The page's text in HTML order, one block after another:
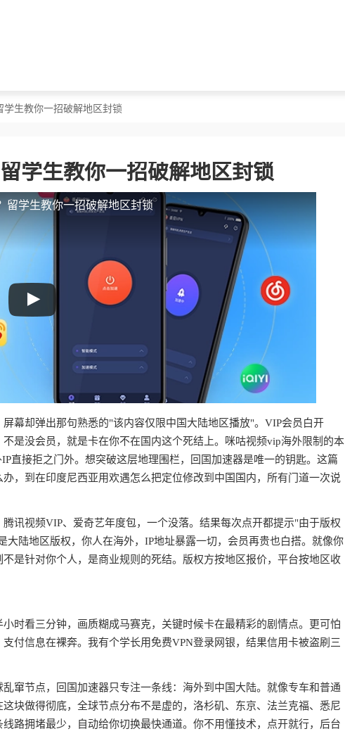
生教你一招破解地区封锁
学生教你一招破解地区封锁
留学生教你一招破解地区封锁
幕却弹出那句熟悉的"该内容仅限中国大陆地区播放"。VIP会员白开
是没会员，就是卡在你不在国内这个死结上。咪咕视频vip海外限制的本
直接拒之门外。想突破这层地理围栏，回国加速器是唯一的钥匙。这篇
，到在印度尼西亚用欢遇怎么把定位修改到中国国内，所有门道一次说
讯视频VIP、爱奇艺年度包，一个没落。结果每次点开都提示"由于版权
陆地区版权，你人在海外，IP地址暴露一切，会员再贵也白搭。就像你
是针对你个人，是商业规则的死结。版权方按地区报价，平台按地区收
时看三分钟，画质糊成马赛克，关键时候卡在最精彩的剧情点。更可怕
付信息在裸奔。我有个学长用免费VPN登录网银，结果信用卡被盗刷三
窜节点，回国加速器只专注一条线：海外到中国大陆。就像专车和普通
这块做得彻底，全球节点分布不是虚的，洛杉矶、东京、法兰克福、悉尼
路拥堵最少，自动给你切换最快通道。你不用懂技术，点开就行，后台